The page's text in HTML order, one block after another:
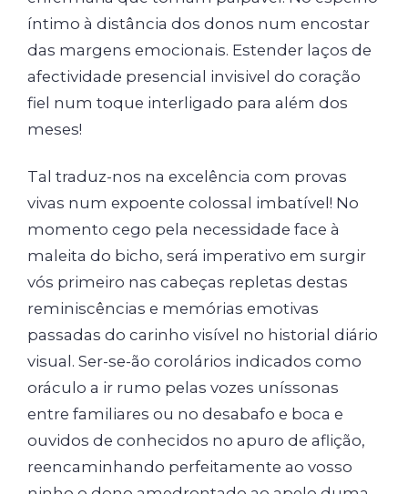
íntimo à distância dos donos num encostar
das margens emocionais. Estender laços de
afectividade presencial invisivel do coração
fiel num toque interligado para além dos
meses!
Tal traduz-nos na excelência com provas
vivas num expoente colossal imbatível! No
momento cego pela necessidade face à
maleita do bicho, será imperativo em surgir
vós primeiro nas cabeças repletas destas
reminiscências e memórias emotivas
passadas do carinho visível no historial diário
visual. Ser-se-ão corolários indicados como
oráculo a ir rumo pelas vozes uníssonas
entre familiares ou no desabafo e boca e
ouvidos de conhecidos no apuro de aflição,
reencaminhando perfeitamente ao vosso